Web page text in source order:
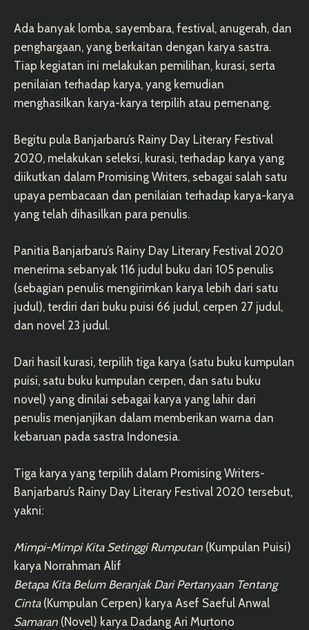
Ada banyak lomba, sayembara, festival, anugerah, dan
penghargaan, yang berkaitan dengan karya sastra.
Tiap kegiatan ini melakukan pemilihan, kurasi, serta
penilaian terhadap karya, yang kemudian
menghasilkan karya-karya terpilih atau pemenang.
Begitu pula Banjarbaru’s Rainy Day Literary Festival
2020, melakukan seleksi, kurasi, terhadap karya yang
diikutkan dalam Promising Writers, sebagai salah satu
upaya pembacaan dan penilaian terhadap karya-karya
yang telah dihasilkan para penulis.
Panitia Banjarbaru’s Rainy Day Literary Festival 2020
menerima sebanyak 116 judul buku dari 105 penulis
(sebagian penulis mengirimkan karya lebih dari satu
judul), terdiri dari buku puisi 66 judul, cerpen 27 judul,
dan novel 23 judul.
Dari hasil kurasi, terpilih tiga karya (satu buku kumpulan
puisi, satu buku kumpulan cerpen, dan satu buku
novel) yang dinilai sebagai karya yang lahir dari
penulis menjanjikan dalam memberikan warna dan
kebaruan pada sastra Indonesia.
Tiga karya yang terpilih dalam Promising Writers-
Banjarbaru’s Rainy Day Literary Festival 2020 tersebut,
yakni:
Mimpi-Mimpi Kita Setinggi Rumputan (Kumpulan Puisi)
karya Norrahman Alif
Betapa Kita Belum Beranjak Dari Pertanyaan Tentang
Cinta(Kumpulan Cerpen) karya Asef Saeful Anwal
Samaran (Novel) karya Dadang Ari Murtono